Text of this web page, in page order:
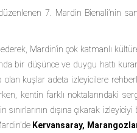
7. Mardin Bienali’nin
Mardin’in çok katmanlı
bir düşünce ve duygu hattı
kuşlar adeta izleyicilere
kentin farklı noktalarındaki
dışına çıkarak
Kervansaray,